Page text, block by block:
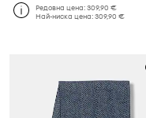
Редовна цена:309,90 €
Най-ниска цена:309,90 €